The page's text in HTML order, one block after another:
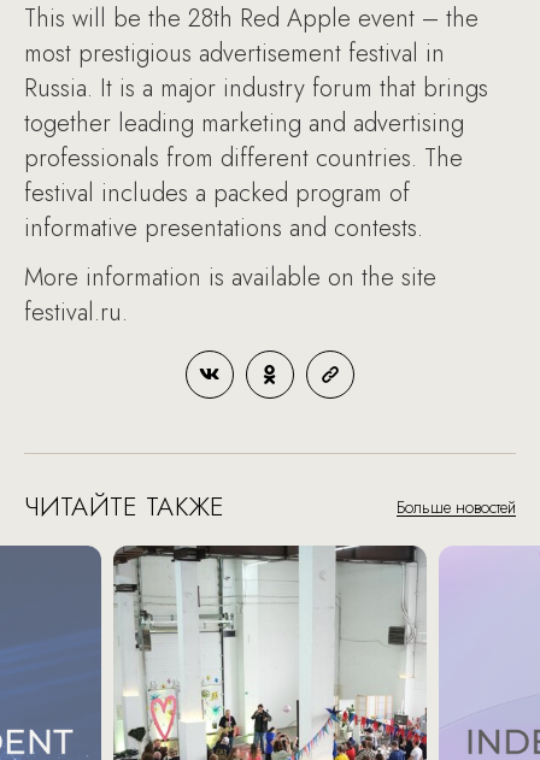
This will be the 28th Red Apple event – the
most prestigious advertisement festival in
Russia. It is a major industry forum that brings
together leading marketing and advertising
professionals from different countries. The
festival includes a packed program of
informative presentations and contests.
More information is available on the site
festival.ru.
ЧИТАЙТЕ ТАКЖЕ Больше новостей